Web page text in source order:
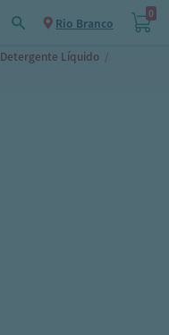
Rio Branco
0
Detergente Líquido /